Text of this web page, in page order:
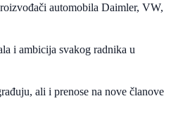
automobila Daimler, VW,
i ambicija svakog radnika u
ali i prenose na nove članove